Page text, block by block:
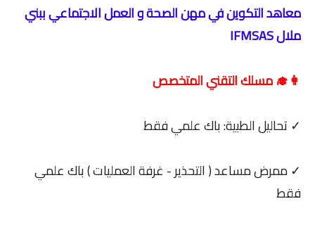
معاهد التكوين في مهن الصحة و العمل الاجتماعي ببني
ملال IFMSAS
👩‍🎓 مسلك التقني المتخصص
✓ تحاليل الطبية: باك علمي فقط
✓ ممرض مساعد ( التحذير - غرفة العمليات ) باك علمي
فقط